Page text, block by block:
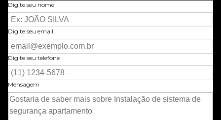
Digite seu nome
Digite seu email
Digite seu telefone
Mensagem